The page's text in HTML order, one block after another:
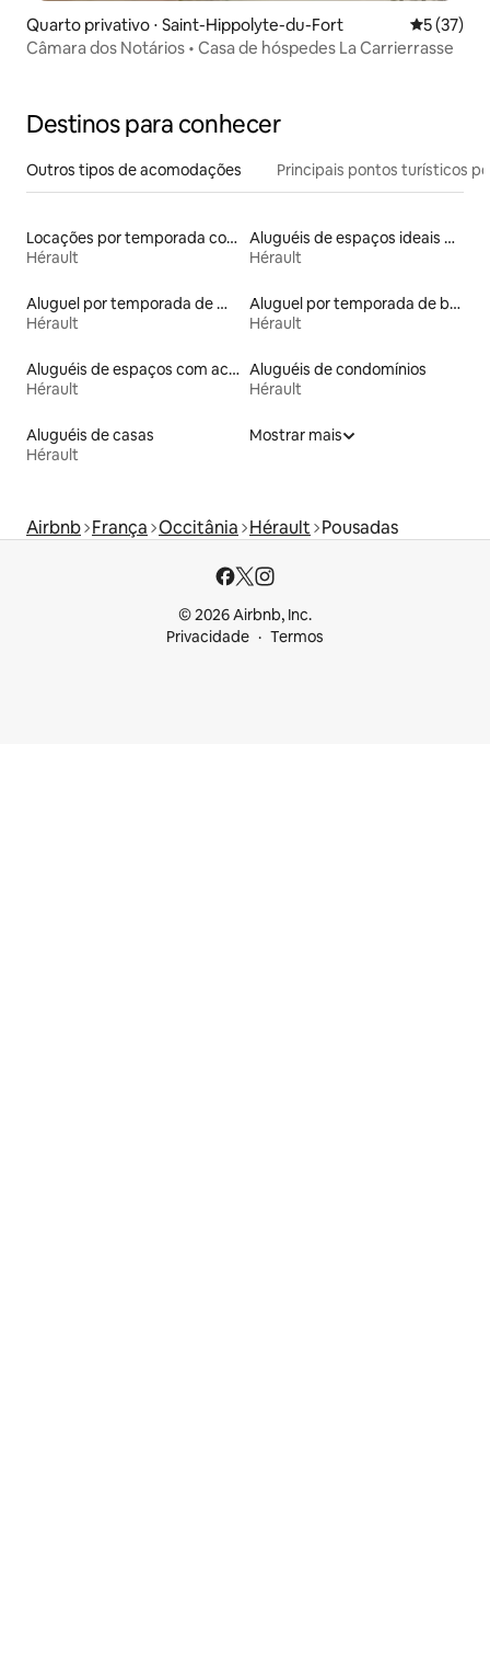
Quarto privativo ⋅ Saint-Hippolyte-du-Fort 5 de uma
5 (37)
Câmara dos Notários • Casa de hóspedes La Carrierrasse
Destinos para conhecer
Outros tipos de acomodações Principais pontos turísticos
Locações por temporada com piscina
Hérault
Aluguéis de espaços ideais para famílias
Hérault
Aluguel por temporada de microcasas
Hérault
Aluguel por temporada de barcos
Hérault
Aluguéis de espaços com acesso direto a pistas de esqui
Hérault
Aluguéis de condomínios
Hérault
Aluguéis de casas
Hérault
Mostrar mais
Airbnb França Occitânia Hérault Pousadas
© 2026 Airbnb, Inc.
Privacidade
Termos